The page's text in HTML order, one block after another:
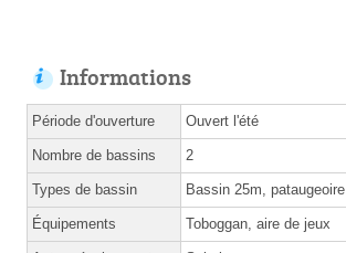
Informations
Période d'ouverture Ouvert l'été
Nombre de bassins 2
Types de bassin Bassin 25m, pataugeoire
Équipements Toboggan, aire de jeux